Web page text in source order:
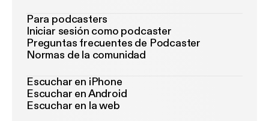
Para podcasters
Iniciar sesión como podcaster
Preguntas frecuentes de Podcaster
Normas de la comunidad
Escuchar en iPhone
Escuchar en Android
Escuchar en la web